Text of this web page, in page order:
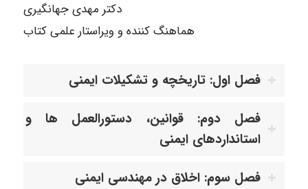
دکتر مهدی جهانگیری
هماهنگ کننده و ویراستار علمی کتاب
فصل اول: تاریخچه و تشکیلات ایمنی
فصل دوم: قوانین، دستورالعمل ها و
استانداردهای ایمنی
فصل سوم: اخلاق در مهندسی ایمنی